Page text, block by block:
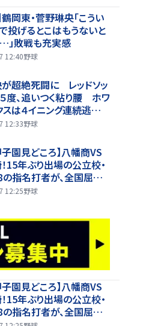
鶴岡東・菅野琳央「こうい
投げるとこはもうないと
」敗戦も充実感
12:40野球
超絶死闘に レッドソッ
度、追いつく粘り腰 ホワ
スは４イニング連続逃げ
12:33野球
子園見どころ】八幡商VS
15年ぶり出場の公立校・
指名打者が、全国屈指
挑む
12:25野球
子園見どころ】八幡商VS
15年ぶり出場の公立校・
指名打者が、全国屈指